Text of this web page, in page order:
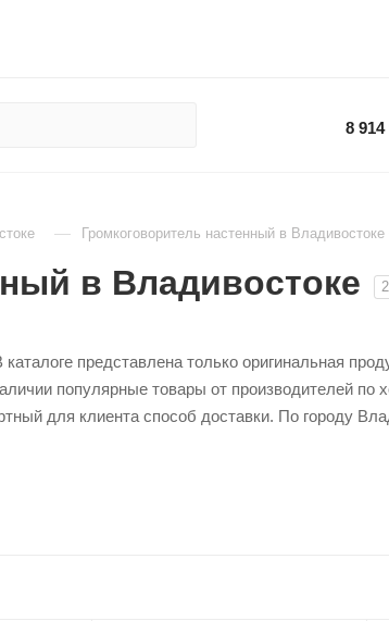
8 914
— Громкоговоритель настенный в Владивостоке
в Владивостоке
представлена только оригинальная
популярные товары от производителей
для клиента способ доставки. По городу